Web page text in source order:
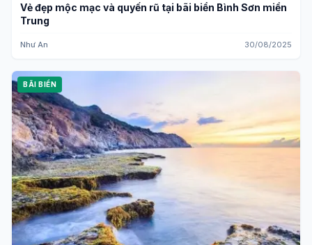
Vẻ đẹp mộc mạc và quyến rũ tại bãi biển Bình Sơn miền
Trung
Như An 30/08/2025
BÃI BIỂN